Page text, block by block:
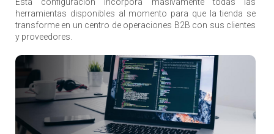
herramientas disponibles al momento para que la tienda se
transforme en un centro de operaciones B2B con sus clientes
y proveedores.